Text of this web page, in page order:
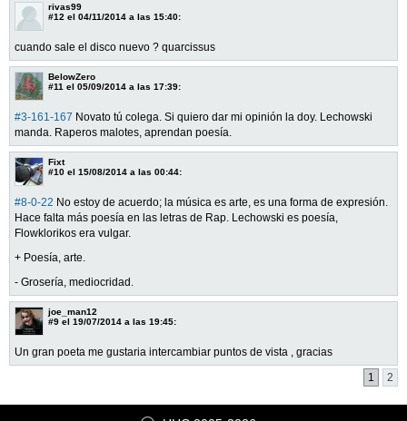
rivas99
#12 el 04/11/2014 a las 15:40:
cuando sale el disco nuevo ? quarcissus
BelowZero
#11 el 05/09/2014 a las 17:39:
#3-161-167 Novato tú colega. Si quiero dar mi opinión la doy. Lechowski
manda. Raperos malotes, aprendan poesía.
Fixt
#10 el 15/08/2014 a las 00:44:
#8-0-22 No estoy de acuerdo; la música es arte, es una forma de expresión.
Hace falta más poesía en las letras de Rap. Lechowski es poesía,
Flowklorikos era vulgar.
+ Poesía, arte.
- Grosería, mediocridad.
joe_man12
#9 el 19/07/2014 a las 19:45:
Un gran poeta me gustaria intercambiar puntos de vista , gracias
1
2